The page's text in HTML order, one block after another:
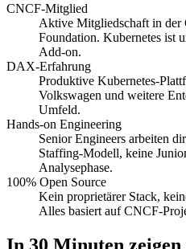
CNCF-Mitglied
Aktive Mitgliedschaft in
Foundation. Kubernetes ist
Add-on.
DAX-Erfahrung
Produktive Kubernetes-
Volkswagen und weitere
Umfeld.
Hands-on Engineering
Senior Engineers arbeiten
Staffing-Modell, keine
Analysephase.
100% Open Source
Kein proprietärer Stack,
Alles basiert auf CNCF-
In 30 Minuten